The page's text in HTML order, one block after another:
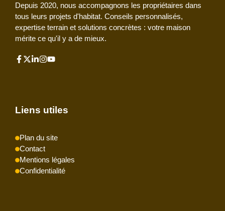
Depuis 2020, nous accompagnons les propriétaires dans
tous leurs projets d'habitat. Conseils personnalisés,
expertise terrain et solutions concrètes : votre maison
mérite ce qu'il y a de mieux.
Liens utiles
Plan du site
Contact
Mentions légales
Confidentialité